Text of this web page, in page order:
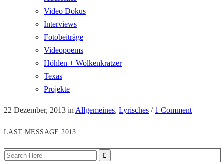
Video Dokus
Interviews
Fotobeiträge
Videopoems
Höhlen + Wolkenkratzer
Texas
Projekte
22 Dezember, 2013 in Allgemeines, Lyrisches / 1 Comment
LAST MESSAGE 2013